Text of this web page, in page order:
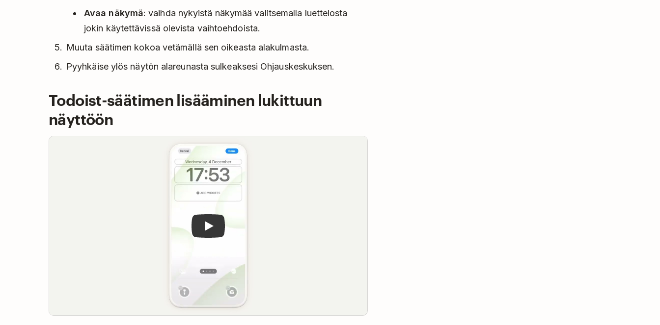
Avaa näkymä: vaihda nykyistä näkymää valitsemalla luettelosta
jokin käytettävissä olevista vaihtoehdoista.
Muuta säätimen kokoa vetämällä sen oikeasta alakulmasta.
Pyyhkäise ylös näytön alareunasta sulkeaksesi Ohjauskeskuksen.
Todoist-säätimen lisääminen lukittuun
näyttöön
Play